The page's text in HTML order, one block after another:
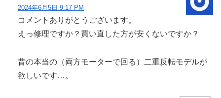
2024年6月5日 9:17 PM
コメントありがとうございます。
えっ修理ですか？買い直した方が安くないですか？
昔の本当の（両方モーターで回る）二重反転モデルが
欲しいです…。